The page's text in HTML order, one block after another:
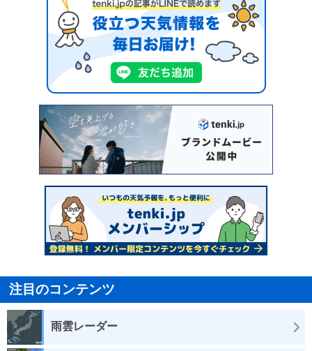
注目のコンテンツ
雨雲レーダー